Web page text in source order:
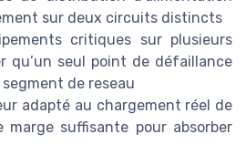
sur deux circuits distincts
critiques sur plusieurs
qu’un seul point de défaillance
de reseau
adapté au chargement réel de
marge suffisante pour absorber